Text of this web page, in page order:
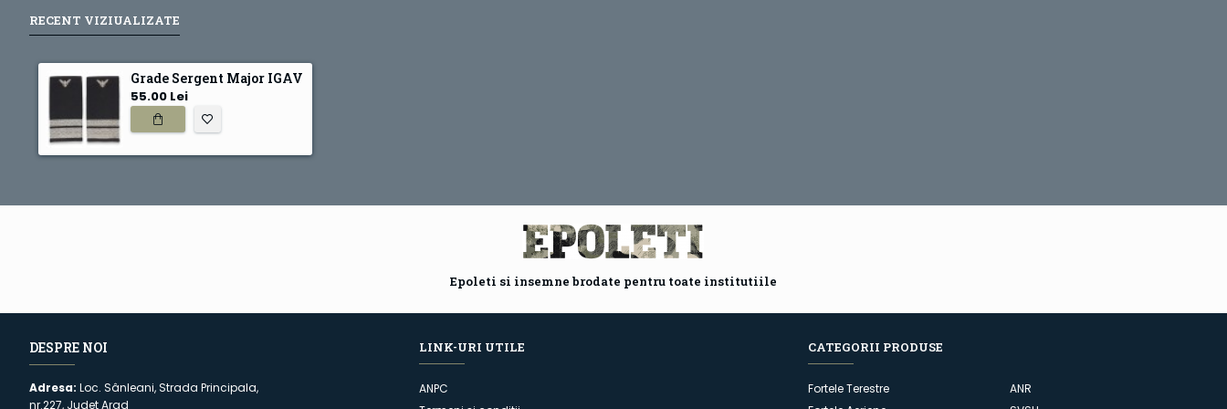
RECENT VIZIUALIZATE
Grade Sergent Major IGAV
55.00 Lei
Epoleti si insemne brodate pentru toate institutiile
DESPRE NOI
Adresa: Loc. Sânleani, Strada Principala,
nr.227, Judet Arad
LINK-URI UTILE
ANPC
CATEGORII PRODUSE
Fortele Terestre
ANR